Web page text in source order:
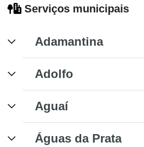
Serviços municipais
Adamantina
Adolfo
Aguaí
Águas da Prata